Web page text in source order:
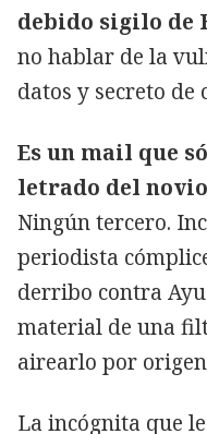
debido sigilo de
no hablar de la
datos y secreto de
Es un mail que
letrado del
Ningún tercero.
periodista
derribo contra
material de una
airearlo por
La incógnita que